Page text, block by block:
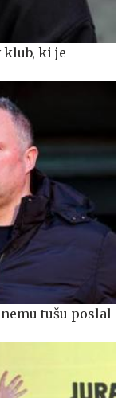
ki je
tušu poslal